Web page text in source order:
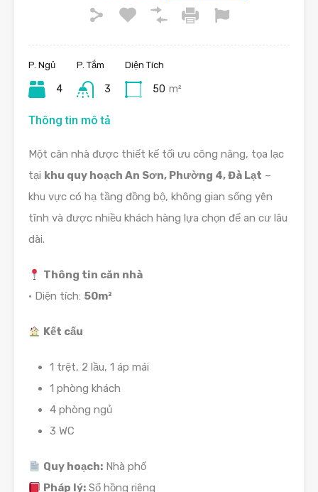
P. Ngủ
4
P. Tắm
3
Diện Tích
50 m²
Thông tin mô tả
Một căn nhà được thiết kế tối ưu công năng, tọa lạc
tại khu quy hoạch An Sơn, Phường 4, Đà Lạt –
khu vực có hạ tầng đồng bộ, không gian sống yên
tĩnh và được nhiều khách hàng lựa chọn để an cư lâu
dài.
Thông tin căn nhà
• Diện tích: 50m²
Kết cấu
1 trệt, 2 lầu, 1 áp mái
1 phòng khách
4 phòng ngủ
3 WC
Quy hoạch: Nhà phố
Pháp lý: Sổ hồng riêng